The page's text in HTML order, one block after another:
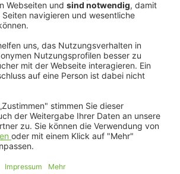
jetzt mit Modul 1 starten
bekehren, sondern
animieren“
MIRAfinanzen ist nicht nur
sondern dank der Akademie auch
Wie sein Resümee
mit dem Zertifikat ausfällt, erzählt er
2025